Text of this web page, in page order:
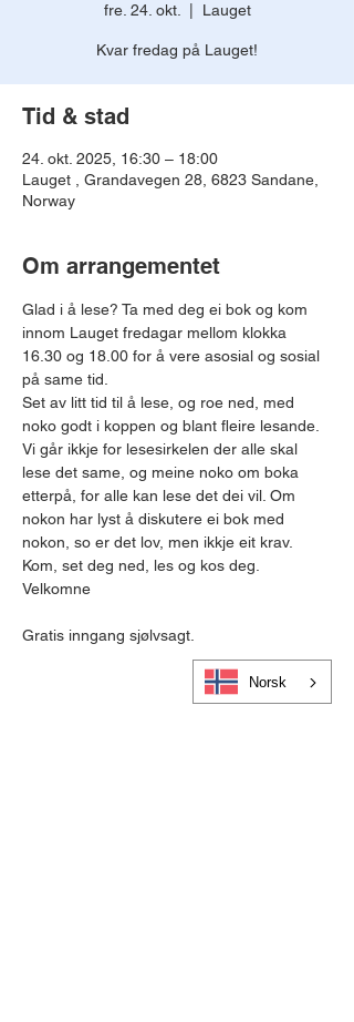
fre. 24. okt. Lauget
Kvar fredag på Lauget!
Tid & stad
24. okt. 2025, 16:30 – 18:00
Lauget , Grandavegen 28, 6823 Sandane,
Norway
Om arrangementet
Glad i å lese? Ta med deg ei bok og kom
innom Lauget fredagar mellom klokka
16.30 og 18.00 for å vere asosial og sosial
på same tid.
Set av litt tid til å lese, og roe ned, med
noko godt i koppen og blant fleire lesande.
Vi går ikkje for lesesirkelen der alle skal
lese det same, og meine noko om boka
etterpå, for alle kan lese det dei vil. Om
nokon har lyst å diskutere ei bok med
nokon, so er det lov, men ikkje eit krav.
Kom, set deg ned, les og kos deg.
Velkomne
Gratis inngang sjølvsagt.
Norsk